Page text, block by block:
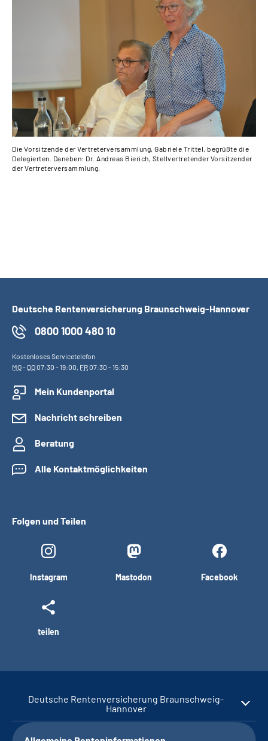
Die Vorsitzende der Vertreterversammlung, Gabriele Trittel, begrüßte die
Delegierten. Daneben: Dr. Andreas Bierich, Stellvertretender Vorsitzender
der Vertreterversammlung.
Deutsche Rentenversicherung Braunschweig-Hannover
0800 1000 480 10
Kostenloses Servicetelefon
MO- DO07:30 - 19:00, FR07:30 - 15:30
Mein Kundenportal
Nachricht schreiben
Beratung
Alle Kontaktmöglichkeiten
Folgen und Teilen
Instagram Mastodon Facebook
teilen
Deutsche Rentenversicherung Braunschweig-
Hannover